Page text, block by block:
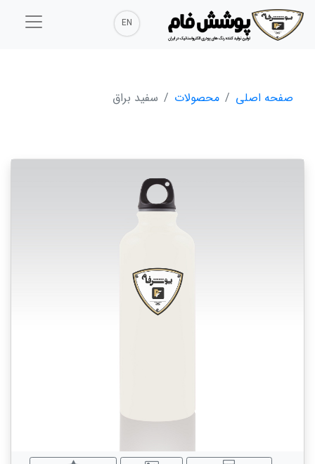
EN
صفحه اصلی محصولات سفید براق